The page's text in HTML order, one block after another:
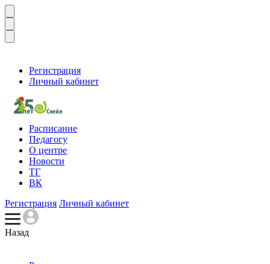
Регистрация
Личный кабинет
Расписание
Педагогу
О центре
Новости
ТГ
ВК
Регистрация Личный кабинет
Назад